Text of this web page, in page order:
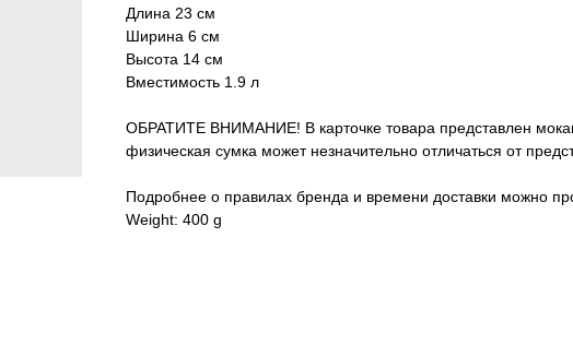
Длина 23 см
Ширина 6 см
Высота 14 см
Вместимость 1.9 л
ОБРАТИТЕ ВНИМАНИЕ! В карточке товара представлен
физическая сумка может незначительно отличаться от
Подробнее о правилах бренда и времени доставки можно
Weight: 400 g